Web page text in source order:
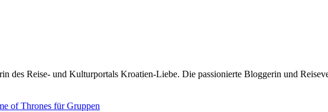
des Reise- und Kulturportals Kroatien-Liebe. Die passionierte Bloggerin und
of Thrones für Gruppen